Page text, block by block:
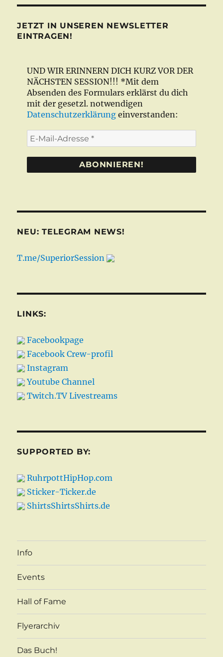
JETZT IN UNSEREN NEWSLETTER
EINTRAGEN!
UND WIR ERINNERN DICH KURZ VOR DER
NÄCHSTEN SESSION!!! *Mit dem
Absenden des Formulars erklärst du dich
mit der gesetzl. notwendigen
Datenschutzerklärung einverstanden:
E-
Mail-
Adresse
NEU: TELEGRAM NEWS!
T.me/SuperiorSession
LINKS:
Facebookpage
Facebook Crew-profil
Instagram
Youtube Channel
Twitch.TV Livestreams
SUPPORTED BY:
RuhrpottHipHop.com
Sticker-Ticker.de
ShirtsShirtsShirts.de
Info
Events
Hall of Fame
Flyerarchiv
Das Buch!